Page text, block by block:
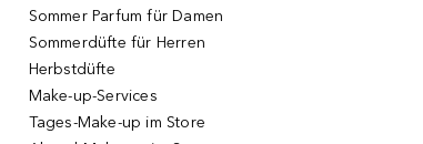
Sommer Parfum für Damen
Sommerdüfte für Herren
Herbstdüfte
Make-up-Services
Tages-Make-up im Store